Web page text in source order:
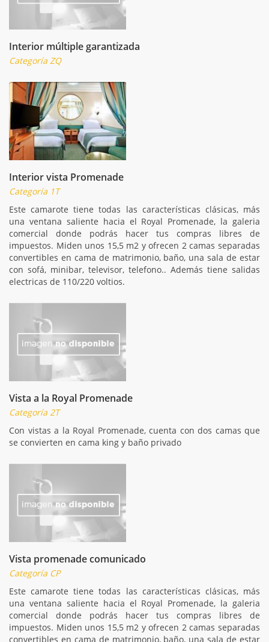
Interior múltiple garantizada
Categoría ZQ
Interior vista Promenade
Categoría 1T
Este camarote tiene todas las características clásicas, más
una ventana saliente hacia el Royal Promenade, la galeria
comercial donde podrás hacer tus compras libres de
impuestos. Miden unos 15,5 m2 y ofrecen 2 camas separadas
convertibles en cama de matrimonio, baño, una sala de estar
con sofá, minibar, televisor, telefono.. Además tiene salidas
electricas de 110/220 voltios.
Vista a la Royal Promenade
Categoría 2T
Con vistas a la Royal Promenade, cuenta con dos camas que
se convierten en cama king y baño privado
Vista promenade comunicado
Categoría CP
Este camarote tiene todas las características clásicas, más
una ventana saliente hacia el Royal Promenade, la galeria
comercial donde podrás hacer tus compras libres de
impuestos. Miden unos 15,5 m2 y ofrecen 2 camas separadas
convertibles en cama de matrimonio, baño, una sala de estar